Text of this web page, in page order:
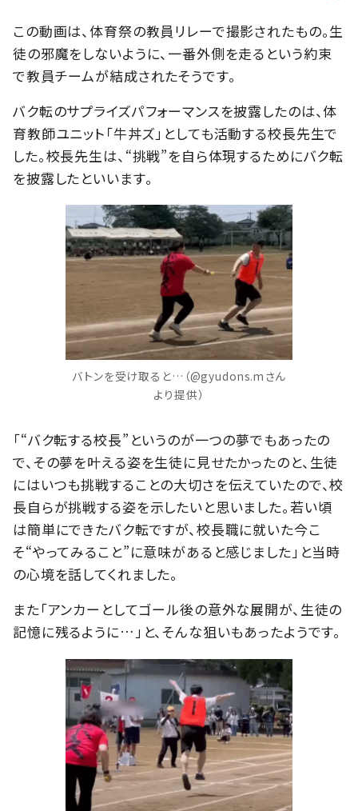
この動画は、体育祭の教員リレーで撮影されたもの。生
徒の邪魔をしないように、一番外側を走るという約束
で教員チームが結成されたそうです。
バク転のサプライズパフォーマンスを披露したのは、体
育教師ユニット「牛丼ズ」としても活動する校長先生で
した。校長先生は、“挑戦”を自ら体現するためにバク転
を披露したといいます。
バトンを受け取ると…（@gyudons.mさん
より提供）
「“バク転する校長”というのが一つの夢でもあったの
で、その夢を叶える姿を生徒に見せたかったのと、生徒
にはいつも挑戦することの大切さを伝えていたので、校
長自らが挑戦する姿を示したいと思いました。若い頃
は簡単にできたバク転ですが、校長職に就いた今こ
そ“やってみること”に意味があると感じました」と当時
の心境を話してくれました。
また「アンカーとしてゴール後の意外な展開が、生徒の
記憶に残るように…」と、そんな狙いもあったようです。